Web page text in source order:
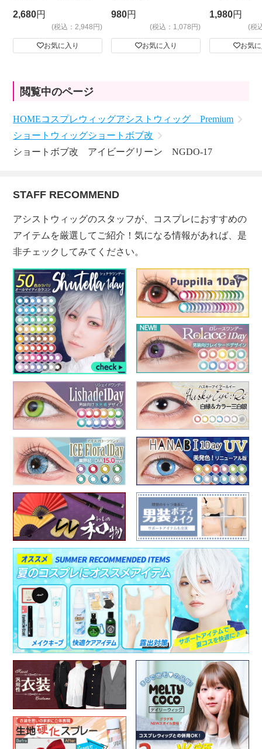
2,680円
(税込：2,948円)
お気に入り
980円
(税込：1,078円)
お気に入り
ビッグサイ
1,980円
(税
お気
閲覧中のページ
HOMEコスプレウィッグアシストウィッグ Premium
ショートウィッグショートボブ改
ショートボブ改 アイビーグリーン NGDO-17
STAFF RECOMMEND
アシストウィッグのスタッフが、コスプレにおすすめの
アイテムを厳選してご紹介！気になる情報があれば、是
非チェックしてみてください。